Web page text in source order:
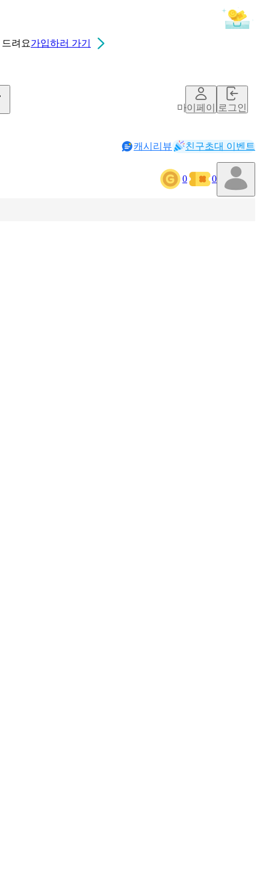
드려요가입하러 가기
마이페이지로그인
캐시리뷰 친구초대 이벤트
0 0